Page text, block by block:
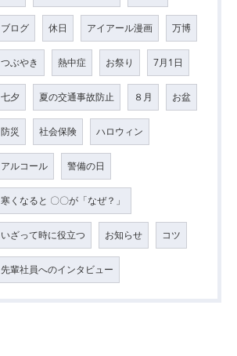
ブログ 休日 アイアール漫画 万博
つぶやき 熱中症 お祭り 7月1日
七夕 夏の交通事故防止 ８月 お盆
防災 社会保険 ハロウィン
アルコール 警備の日
寒くなると 〇〇が「なぜ？」
いざって時に役立つ お知らせ コツ
先輩社員へのインタビュー